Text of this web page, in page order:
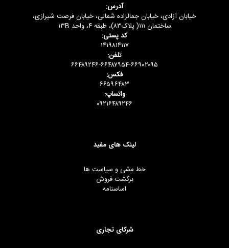
آدرس:
خیابان آزادی، خیابان جمالزاده شمالی، خیابان فرصت شیرازی،
ساختمان ۱۱۱( پلاک۸۳)، طبقه ۴، واحد ۱۳B
کد پستی:
۱۴۱۹۸۱۴۱۱۷
تلفن:
۶۶۴۸۹۲۴۶-۶۶۴۸۷۹۵۴-۶۶۹۰۲۰۹۵
فکس:
۶۶۵۹۶۴۸۳
واتساپ:
۰۹۲۱۶۴۸۹۲۴۶
لینک های مفید
خط مشی و سیاست ها
برگشت فروش
اساسنامه
شرکای تجاری